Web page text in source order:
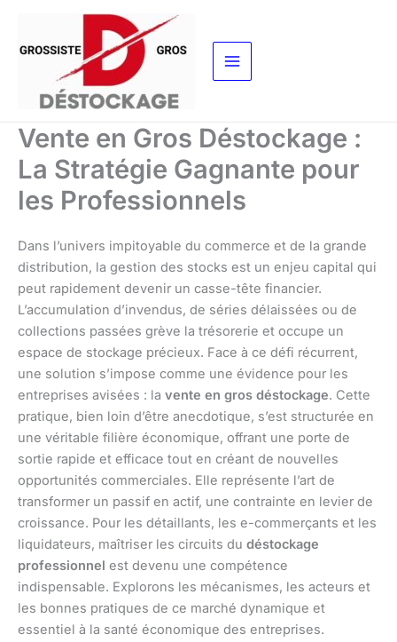
contenu
Vente en Gros Déstockage :
La Stratégie Gagnante pour
les Professionnels
Dans l’univers impitoyable du commerce et de la grande
distribution, la gestion des stocks est un enjeu capital qui
peut rapidement devenir un casse-tête financier.
L’accumulation d’invendus, de séries délaissées ou de
collections passées grève la trésorerie et occupe un
espace de stockage précieux. Face à ce défi récurrent,
une solution s’impose comme une évidence pour les
entreprises avisées : la vente en gros déstockage. Cette
pratique, bien loin d’être anecdotique, s’est structurée en
une véritable filière économique, offrant une porte de
sortie rapide et efficace tout en créant de nouvelles
opportunités commerciales. Elle représente l’art de
transformer un passif en actif, une contrainte en levier de
croissance. Pour les détaillants, les e-commerçants et les
liquidateurs, maîtriser les circuits du déstockage
professionnel est devenu une compétence
indispensable. Explorons les mécanismes, les acteurs et
les bonnes pratiques de ce marché dynamique et
essentiel à la santé économique des entreprises.